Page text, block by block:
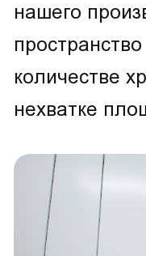
нашего
количестве
нехватке